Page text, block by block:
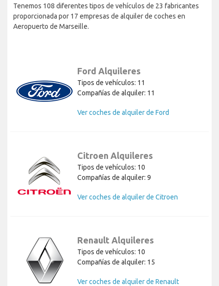
Tenemos 108 diferentes tipos de vehículos de 23 fabricantes
proporcionada por 17 empresas de alquiler de coches en
Aeropuerto de Marseille.
Ford Alquileres
Tipos de vehículos: 11
Compañías de alquiler: 11
Ver coches de alquiler de Ford
Citroen Alquileres
Tipos de vehículos: 10
Compañías de alquiler: 9
Ver coches de alquiler de Citroen
Renault Alquileres
Tipos de vehículos: 10
Compañías de alquiler: 15
Ver coches de alquiler de Renault